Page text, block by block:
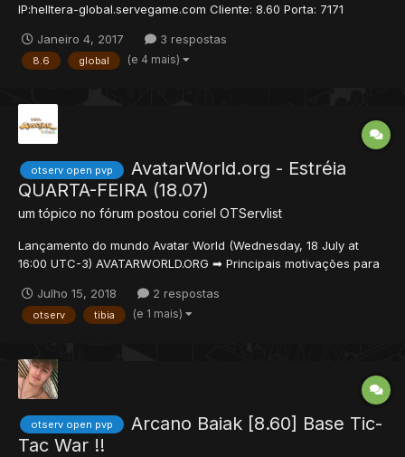
IP:helltera-global.servegame.com Cliente: 8.60 Porta: 7171
ESTA EM NOVIDADES NO NOSSO SITE A PREMIÇÃO DA PRIMEIRA
QUEST SERA : ("Poderá adquirir os dois itens") He...
Janeiro 4, 2017 3 respostas
8.6 global (e 4 mais)
otserv open pvp
AvatarWorld.org - Estréia
QUARTA-FEIRA (18.07)
um tópico no fórum postou coriel OTServlist
Lançamento do mundo Avatar World (Wednesday, 18 July at
16:00 UTC-3) AVATARWORLD.ORG ➡ Principais motivações para
Avatar - Fire Bender, Water Bender, Air Bender e Earth Bender. •
Possibilidade de ter sua v...
Julho 15, 2018 2 respostas
otserv tibia (e 1 mais)
otserv open pvp
Arcano Baiak [8.60] Base Tic-
Tac War !!